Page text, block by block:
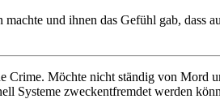
und ihnen das Gefühl gab, dass
Crime. Möchte nicht ständig von Mord
Systeme zweckentfremdet werden